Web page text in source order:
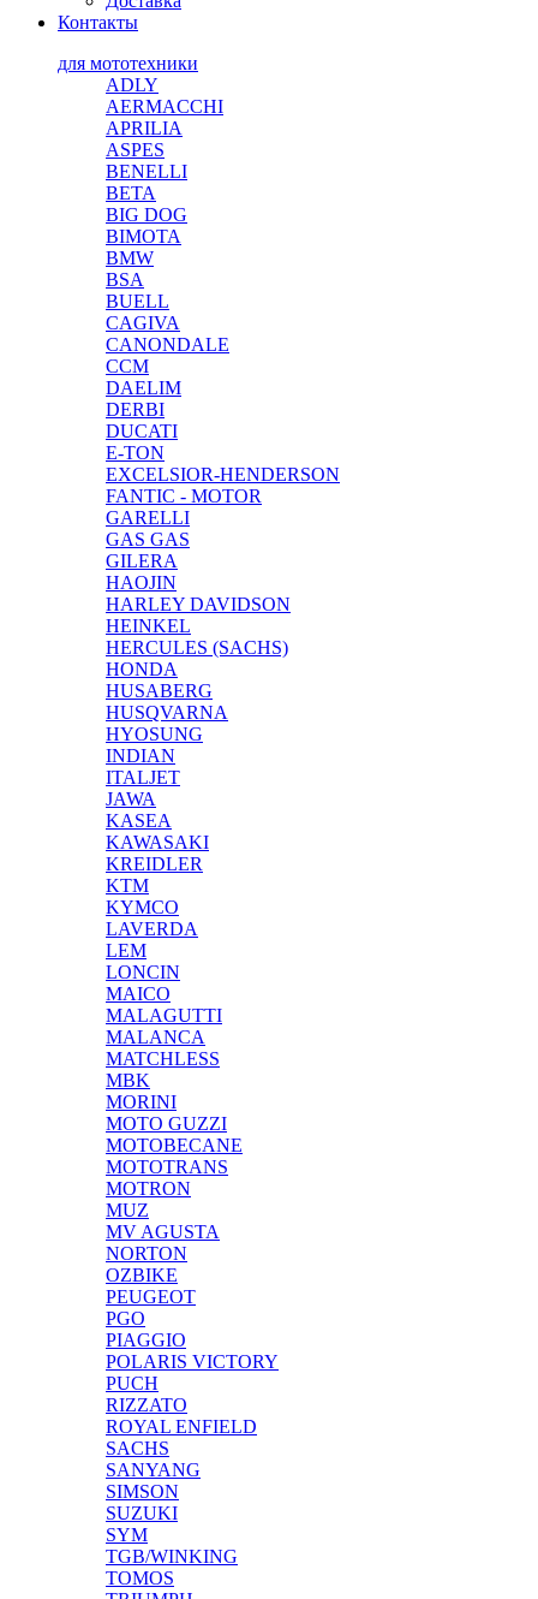
Контакты
для мототехники
ADLY
AERMACCHI
APRILIA
ASPES
BENELLI
BETA
BIG DOG
BIMOTA
BMW
BSA
BUELL
CAGIVA
CANONDALE
CCM
DAELIM
DERBI
DUCATI
E-TON
EXCELSIOR-HENDERSON
FANTIC - MOTOR
GARELLI
GAS GAS
GILERA
HAOJIN
HARLEY DAVIDSON
HEINKEL
HERCULES (SACHS)
HONDA
HUSABERG
HUSQVARNA
HYOSUNG
INDIAN
ITALJET
JAWA
KASEA
KAWASAKI
KREIDLER
KTM
KYMCO
LAVERDA
LEM
LONCIN
MAICO
MALAGUTTI
MALANCA
MATCHLESS
MBK
MORINI
MOTO GUZZI
MOTOBECANE
MOTOTRANS
MOTRON
MUZ
MV AGUSTA
NORTON
OZBIKE
PEUGEOT
PGO
PIAGGIO
POLARIS VICTORY
PUCH
RIZZATO
ROYAL ENFIELD
SACHS
SANYANG
SIMSON
SUZUKI
SYM
TGB/WINKING
TOMOS